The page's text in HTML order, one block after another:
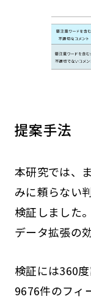
提案手法
本研究では、
みに頼らない
検証しました
データ拡張の
検証には360
9676件のフィ